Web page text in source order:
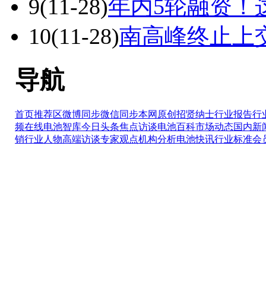
9(11-28)年内5轮融资！
10(11-28)南高峰终止上
导航
首页推荐区微博同步微信同步本网原创 招贤纳士行业报告行
频在线电池智库今日头条焦点访谈电池百科市场动态国内新
销行业人物高端访谈专家观点机构分析电池快讯行业标准会